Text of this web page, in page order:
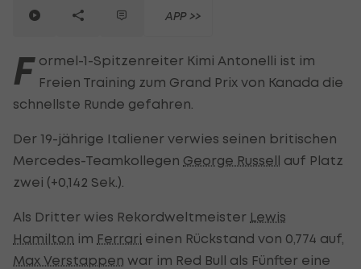
APP >>
F ormel-1-Spitzenreiter Kimi Antonelli ist im
Freien Training zum Grand Prix von Kanada die
schnellste Runde gefahren.
Der 19-jährige Italiener verwies seinen britischen
Mercedes-Teamkollegen George Russell auf Platz
zwei (+0,142 Sek.).
Als Dritter wies Rekordweltmeister Lewis
Hamilton im Ferrari einen Rückstand von 0,774 auf,
Max Verstappen war im Red Bull als Fünfter eine